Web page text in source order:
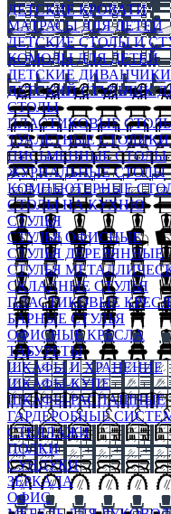
ДЕТСКИЕ КРОВАТИ
МАТРАСЫ ДЛЯ ДЕТЕЙ
ДЕТСКИЕ СТОЛЫ И
КОМОДЫ ДЛЯ ДЕТЕЙ
ДЕТСКИЕ ДИВАНЧИКИ
ДЕТСКИЙ СТУЛЬЧИК
СТОЛЫ
ПЛАСТИКОВЫЕ
ТУАЛЕТНЫЕ СТОЛИКИ
ПИСЬМЕННЫЕ СТОЛЫ
ЖУРНАЛЬНЫЕ СТОЛЫ
КОМПЬЮТЕРНЫЕ
СТОЛЫ НА КУХНЮ
СТУЛЬЯ
СТУЛЬЯ ОФИСНЫЕ
СТУЛЬЯ ДЕРЕВЯННЫЕ
СТУЛЬЯ
СКЛАДНЫЕ СТУЛЬЯ
ПЛАСТИКОВЫЕ
БАРНЫЕ СТУЛЬЯ
ОФИСНЫЕ КРЕСЛА
ТАБУРЕТЫ
ШКАФЫ И ХРАНЕНИЕ
ШКАФЫ-КУПЕ
ШКАФЫ-РАСПАШНЫЕ
ГАРДЕРОБНЫЕ
СТЕЛЛАЖИ
ПОЛКИ
СУНДУКИ
ЗЕРКАЛА
ОФИС